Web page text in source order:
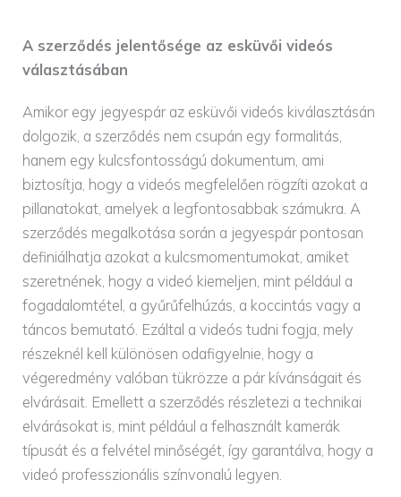
A szerződés jelentősége az esküvői videós
választásában
Amikor egy jegyespár az esküvői videós kiválasztásán
dolgozik, a szerződés nem csupán egy formalitás,
hanem egy kulcsfontosságú dokumentum, ami
biztosítja, hogy a videós megfelelően rögzíti azokat a
pillanatokat, amelyek a legfontosabbak számukra. A
szerződés megalkotása során a jegyespár pontosan
definiálhatja azokat a kulcsmomentumokat, amiket
szeretnének, hogy a videó kiemeljen, mint például a
fogadalomtétel, a gyűrűfelhúzás, a koccintás vagy a
táncos bemutató. Ezáltal a videós tudni fogja, mely
részeknél kell különösen odafigyelnie, hogy a
végeredmény valóban tükrözze a pár kívánságait és
elvárásait. Emellett a szerződés részletezi a technikai
elvárásokat is, mint például a felhasznált kamerák
típusát és a felvétel minőségét, így garantálva, hogy a
videó professzionális színvonalú legyen.